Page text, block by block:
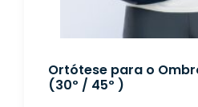
Ortótese para o
(30º / 45º )